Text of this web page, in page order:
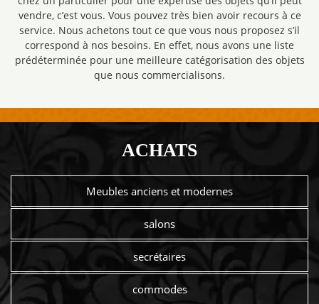
vendre, c’est vous. Vous pouvez très bien avoir recours à ce
service. Nous achetons tout ce que vous nous proposez s’il
correspond à nos besoins. En effet, nous avons une liste
prédéterminée pour une meilleure catégorisation des objets
que nous commercialisons.
ACHATS
Meubles anciens et modernes
salons
secrétaires
commodes